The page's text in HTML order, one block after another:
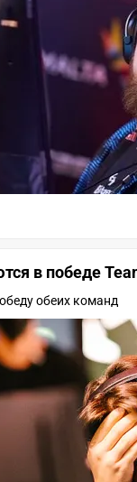
в победе
обеих команд